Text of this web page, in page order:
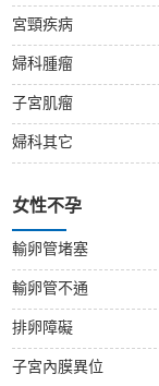
宮頸疾病
婦科腫瘤
子宮肌瘤
婦科其它
女性不孕
輸卵管堵塞
輸卵管不通
排卵障礙
子宮內膜異位